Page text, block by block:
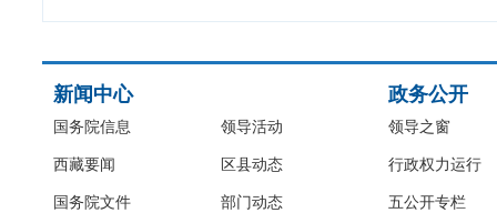
新闻中心
国务院信息
西藏要闻
国务院文件
领导活动
区县动态
部门动态
政务公开
领导之窗
行政权力运行
五公开专栏